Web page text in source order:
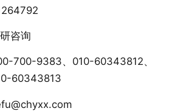
咨询
700-9383、010-60343812、
60343813